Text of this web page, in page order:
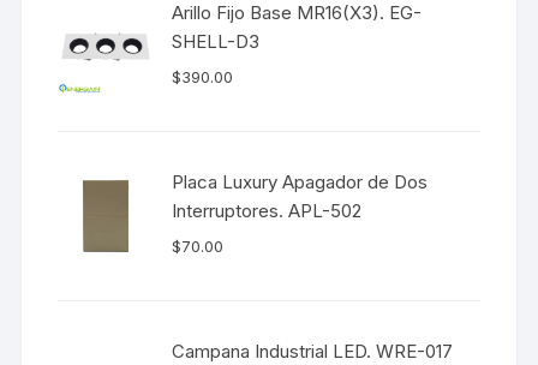
Arillo Fijo Base MR16(X3). EG-
SHELL-D3
$390.00
Placa Luxury Apagador de Dos
Interruptores. APL-502
$70.00
Campana Industrial LED. WRE-017